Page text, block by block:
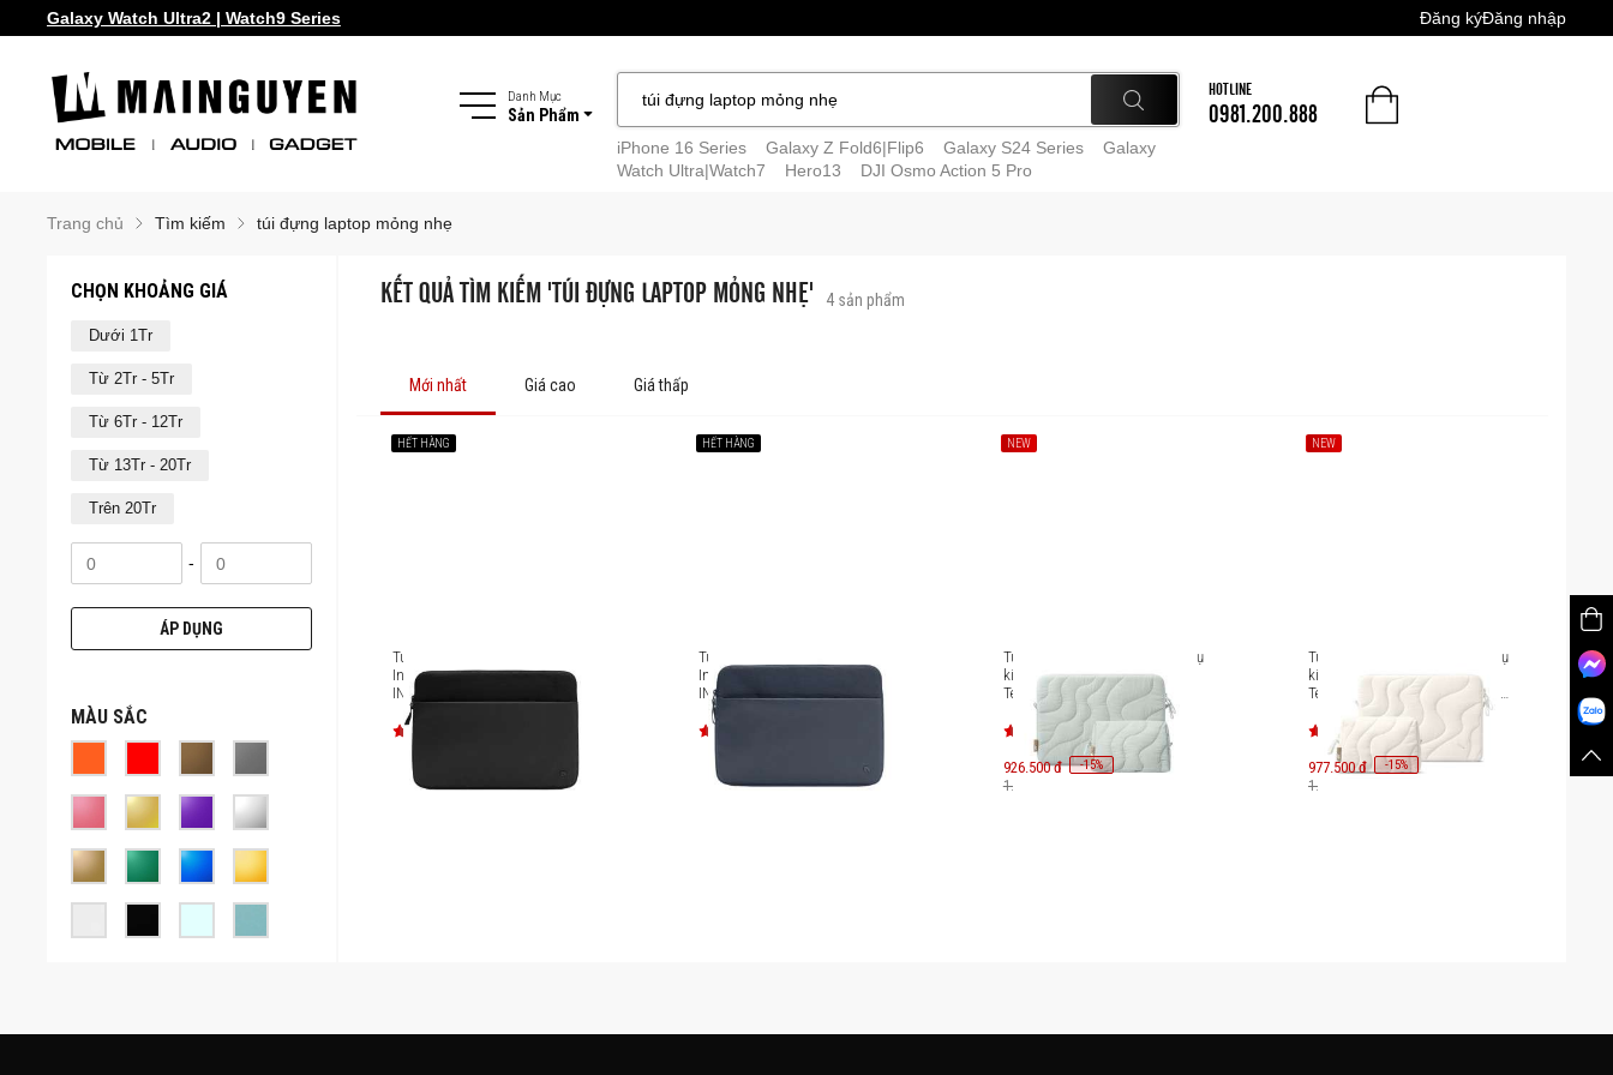
Galaxy Watch Ultra2 | Watch9 Series Đăng kýĐăng nhập
Danh Mục
Sản Phẩm
iPhone 16 Series
Galaxy Z Fold6|Flip6 Galaxy S24 Series
Galaxy
Watch Ultra|Watch7
Hero13 DJI Osmo Action 5 Pro
HOTLINE
0981.200.888
Trang chủ Tìm kiếm túi đựng laptop mỏng nhẹ
CHỌN KHOẢNG GIÁ
Dưới 1Tr
Từ 2Tr - 5Tr
Từ 6Tr - 12Tr
Từ 13Tr - 20Tr
Trên 20Tr
-
ÁP DỤNG
MÀU SẮC
KẾT QUẢ TÌM KIẾM 'TÚI ĐỰNG LAPTOP MỎNG NHẸ' 4 sản phẩm
Mới nhất Giá cao Giá thấp
HẾT HÀNG
Túi chống sốc Laptop 16 inch
Incase A.R.C. Sleeve IN-
INCO400718
HẾT HÀNG
Túi chống sốc Laptop 14 inch
Incase A.R.C. Sleeve IN-
INCO400717
NEW
Túi chống sốc kèm túi đựng phụ
kiện Laptop 13-inch Tomtoc
Terra-A27 Sleeve KIT
A27C2TV/A27C2WV/A27C2DV
926.500 đ -15%
1.090.000 đ
NEW
Túi chống sốc kèm túi đựng phụ
kiện Laptop 14-inch Tomtoc
Terra-A27 Sleeve KIT A27D2DV /
A27D2TV / A27D2WV
977.500 đ -15%
1.150.000 đ